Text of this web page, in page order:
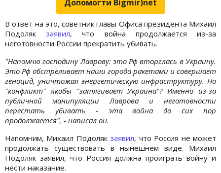
Допомогти Bigmir)net
В ответ на это, советник главы Офиса президента Михаил
Подолякзаявил, что война продолжается из-за
неготовности России прекратить убивать.
"Напомню господину Лаврову: это Рф вторглась в Украину.
Это Рф обстреливает наши города ракетами и совершает
геноцид, уничтожая энергетическую инфраструктуру. Но
"конфликт" якобы "затягивает Украина"? Именно из-за
публичной манипуляции Лаврова и неготовности
перестать убивать - эта война до сих пор
продолжается", - написал он.
Напомним, Михаил Подолякзаявил, что Россия не может
продолжать существовать в нынешнем виде. Михаил
Подоляк заявил, что Россия должна проиграть войну и
нести наказание.